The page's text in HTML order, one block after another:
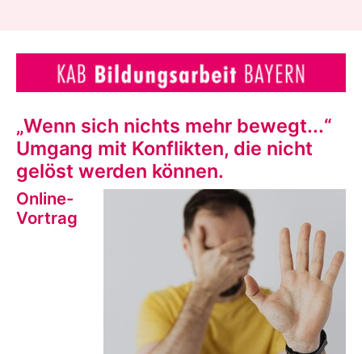
„Wenn sich nichts mehr bewegt...“
Umgang mit Konflikten, die nicht
gelöst werden können.
Online-
Vortrag